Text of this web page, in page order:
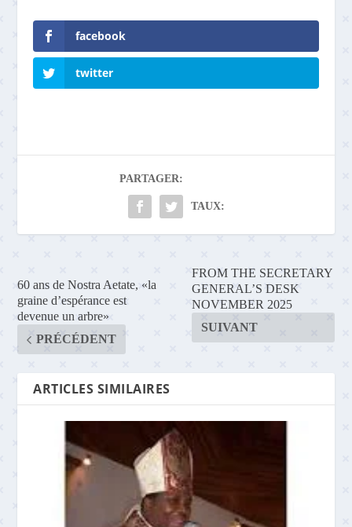
facebook
twitter
PARTAGER:
TAUX:
60 ans de Nostra Aetate, «la
graine d’espérance est
devenue un arbre»
PRÉCÉDENT
FROM THE SECRETARY
GENERAL’S DESK
NOVEMBER 2025
SUIVANT
ARTICLES SIMILAIRES